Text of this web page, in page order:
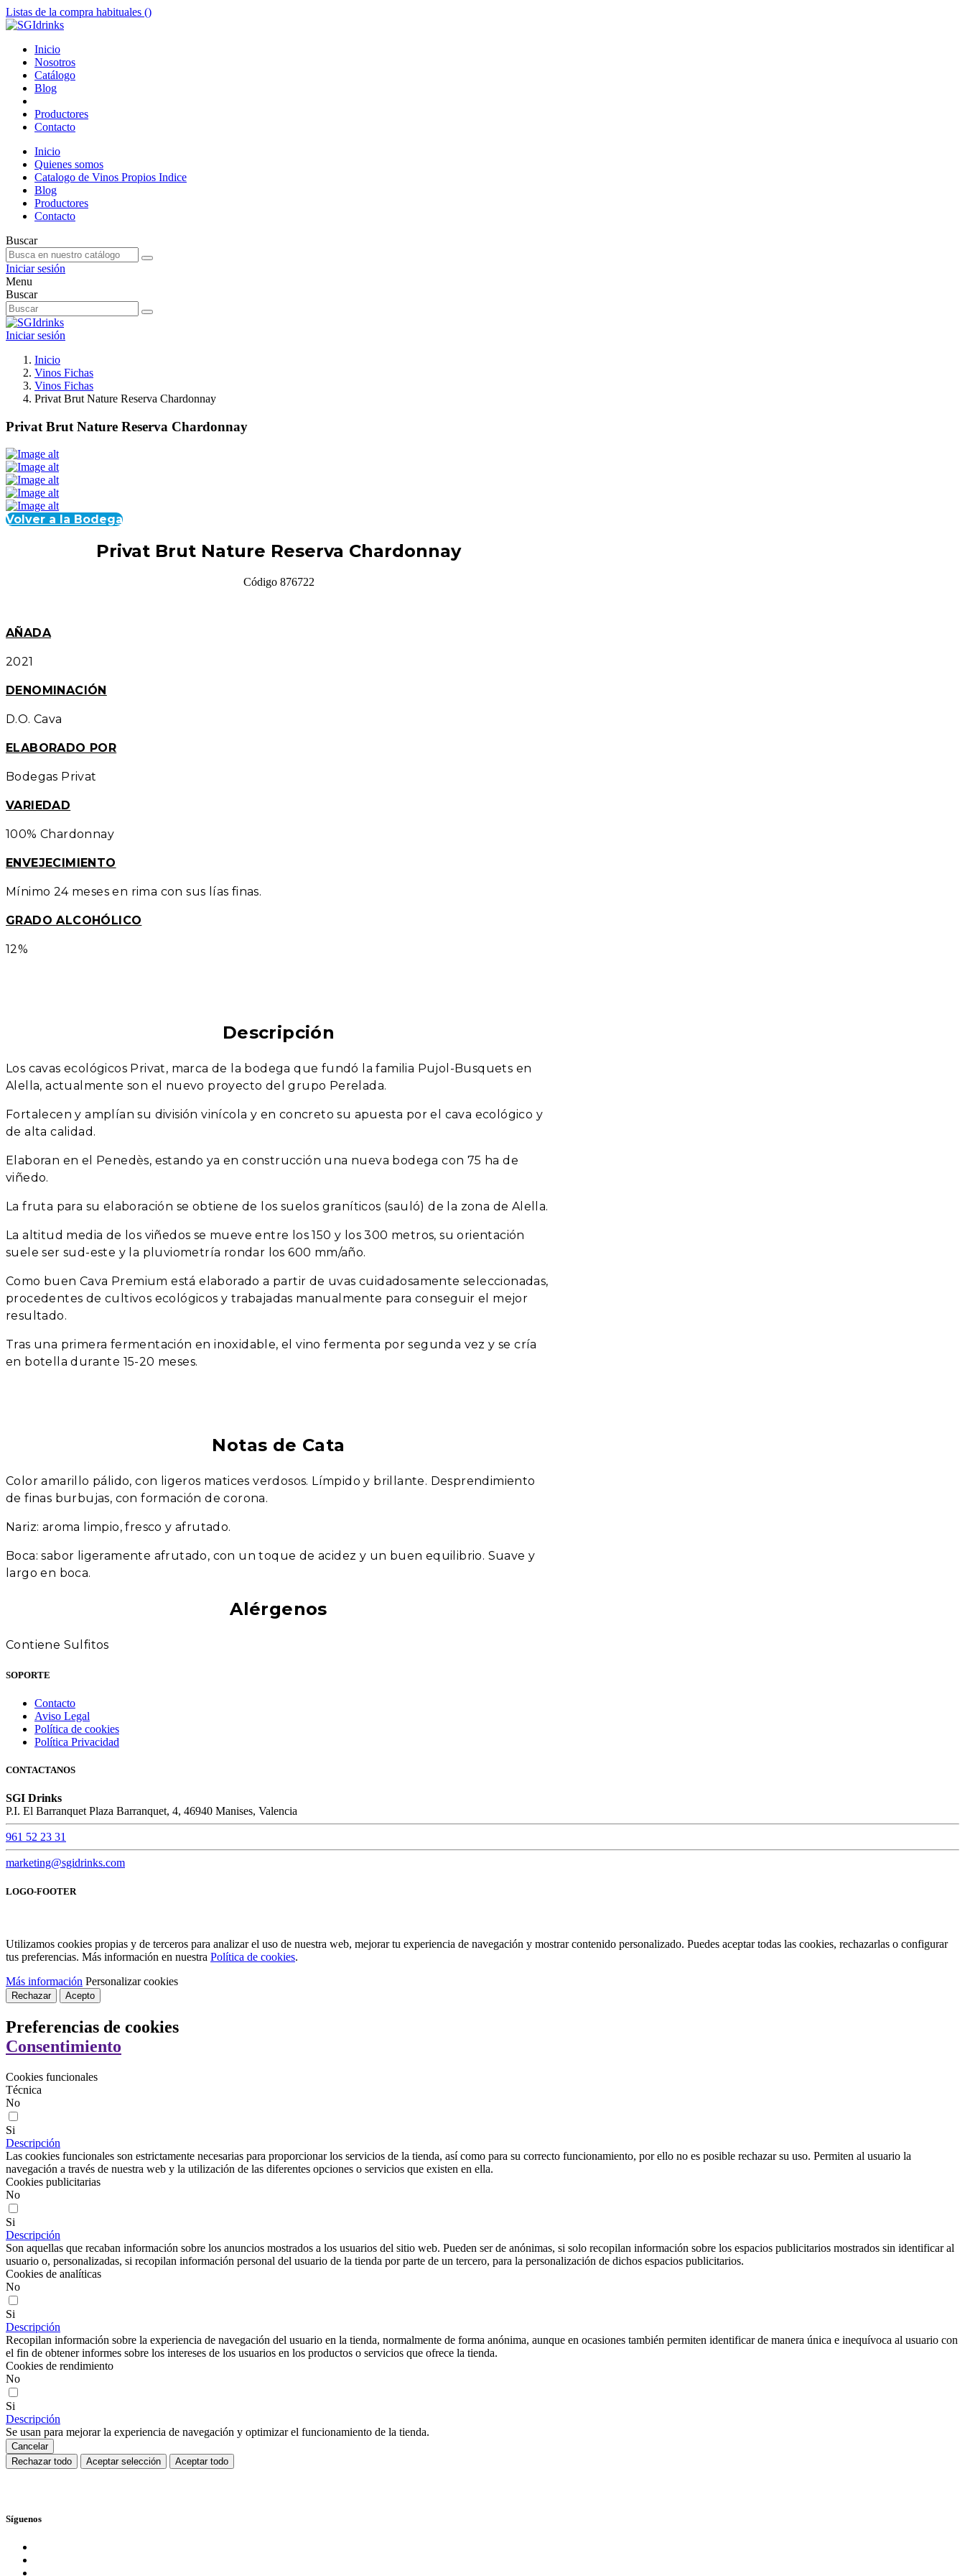
Listas de la compra habituales ()
Inicio
Nosotros
Catálogo
Blog
Productores
Contacto
Inicio
Quienes somos
Catalogo de Vinos Propios Indice
Blog
Productores
Contacto
Buscar
Iniciar sesión
Menu
Buscar
Iniciar sesión
Inicio
Vinos Fichas
Vinos Fichas
Privat Brut Nature Reserva Chardonnay
Privat Brut Nature Reserva Chardonnay
Volver a la Bodega
Privat Brut Nature Reserva Chardonnay
Código 876722
AÑADA
2021
DENOMINACIÓN
D.O. Cava
ELABORADO POR
Bodegas Privat
VARIEDAD
100% Chardonnay
ENVEJECIMIENTO
Mínimo 24 meses en rima con sus lías finas.
GRADO ALCOHÓLICO
12%
Descripción
Los cavas ecológicos Privat, marca de la bodega que fundó la familia Pujol-Busquets en
Alella, actualmente son el nuevo proyecto del grupo Perelada.
Fortalecen y amplían su división vinícola y en concreto su apuesta por el cava ecológico y
de alta calidad.
Elaboran en el Penedès, estando ya en construcción una nueva bodega con 75 ha de
viñedo.
La fruta para su elaboración se obtiene de los suelos graníticos (sauló) de la zona de Alella.
La altitud media de los viñedos se mueve entre los 150 y los 300 metros, su orientación
suele ser sud-este y la pluviometría rondar los 600 mm/año.
Como buen Cava Premium está elaborado a partir de uvas cuidadosamente seleccionadas,
procedentes de cultivos ecológicos y trabajadas manualmente para conseguir el mejor
resultado.
Tras una primera fermentación en inoxidable, el vino fermenta por segunda vez y se cría
en botella durante 15-20 meses.
Notas de Cata
Color amarillo pálido, con ligeros matices verdosos. Límpido y brillante. Desprendimiento
de finas burbujas, con formación de corona.
Nariz: aroma limpio, fresco y afrutado.
Boca: sabor ligeramente afrutado, con un toque de acidez y un buen equilibrio. Suave y
largo en boca.
Alérgenos
Contiene Sulfitos
SOPORTE
Contacto
Aviso Legal
Política de cookies
Política Privacidad
CONTACTANOS
SGI Drinks
P.I. El Barranquet Plaza Barranquet, 4, 46940 Manises, Valencia
961 52 23 31
marketing@sgidrinks.com
LOGO-FOOTER
Utilizamos cookies propias y de terceros para analizar el uso de nuestra web, mejorar tu experiencia de navegación y mostrar contenido personalizado. Puedes aceptar todas las cookies, rechazarlas o configurar
tus preferencias. Más información en nuestra Política de cookies.
Más información Personalizar cookies
Rechazar Acepto
Preferencias de cookies
Consentimiento
Cookies funcionales
Técnica
No
Si
Descripción
Las cookies funcionales son estrictamente necesarias para proporcionar los servicios de la tienda, así como para su correcto funcionamiento, por ello no es posible rechazar su uso. Permiten al usuario la
navegación a través de nuestra web y la utilización de las diferentes opciones o servicios que existen en ella.
Cookies publicitarias
No
Si
Descripción
Son aquellas que recaban información sobre los anuncios mostrados a los usuarios del sitio web. Pueden ser de anónimas, si solo recopilan información sobre los espacios publicitarios mostrados sin identificar al
usuario o, personalizadas, si recopilan información personal del usuario de la tienda por parte de un tercero, para la personalización de dichos espacios publicitarios.
Cookies de analíticas
No
Si
Descripción
Recopilan información sobre la experiencia de navegación del usuario en la tienda, normalmente de forma anónima, aunque en ocasiones también permiten identificar de manera única e inequívoca al usuario con
el fin de obtener informes sobre los intereses de los usuarios en los productos o servicios que ofrece la tienda.
Cookies de rendimiento
No
Si
Descripción
Se usan para mejorar la experiencia de navegación y optimizar el funcionamiento de la tienda.
Cancelar
Rechazar todo
Aceptar selección Aceptar todo
Síguenos